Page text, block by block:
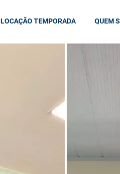
LOCAÇÃO TEMPORADA QUEM